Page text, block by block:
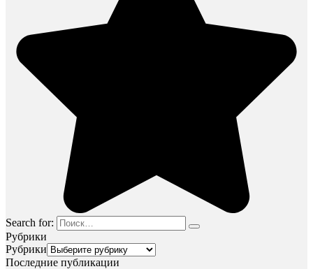
Search for:
Рубрики
Рубрики
Последние публикации